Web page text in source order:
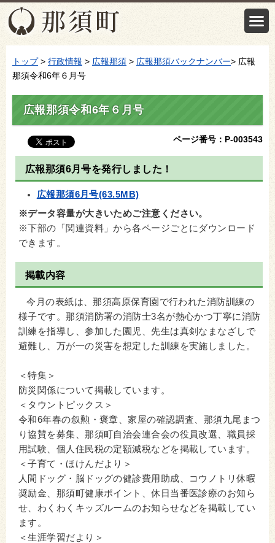
トップ> 行政情報 > 広報那須 > 広報那須バックナンバー> 広報
那須令和6年６月号
広報那須令和6年６月号
ページ番号：P-003543
広報那須6月号を発行しました！
広報那須6月号(63.5MB)
※データ容量が大きいためご注意ください。
※下部の「関連資料」から各ページごとにダウンロード
できます。
掲載内容
今月の表紙は、那須高原保育園で行われた消防訓練の
様子です。那須消防署の消防士3名が熱心かつ丁寧に消防
訓練を指導し、参加した園児、先生は真剣なまなざしで
避難し、万が一の災害を想定した訓練を実施しました。
＜特集＞
防災関係について掲載しています。
＜タウントピックス＞
令和6年春の叙勲・褒章、家屋の確認調査、那須九尾まつ
り協賛を募集、那須町自治会連合会の役員改選、職員採
用試験、個人住民税の定額減税などを掲載しています。
＜子育て・ほけんだより＞
人間ドッグ・脳ドッグの健診費用助成、コウノトリ休暇
奨励金、那須町健康ポイント、休日当番医診療のお知ら
せ、わくわくキッズルームのお知らせなどを掲載してい
ます。
＜生涯学習だより＞